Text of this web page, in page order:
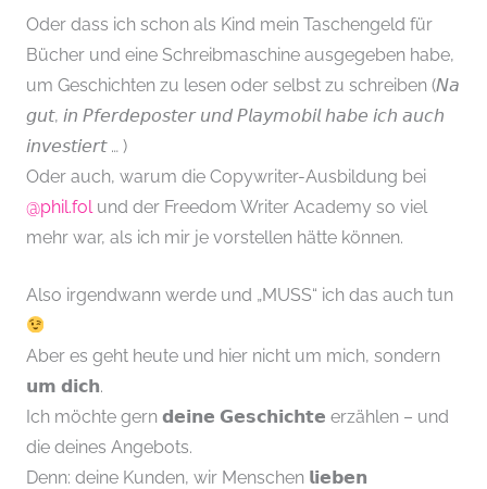
Oder dass ich schon als Kind mein Taschengeld für
Bücher und eine Schreibmaschine ausgegeben habe,
um Geschichten zu lesen oder selbst zu schreiben (𝘕𝘢
𝘨𝘶𝘵, 𝘪𝘯 𝘗𝘧𝘦𝘳𝘥𝘦𝘱𝘰𝘴𝘵𝘦𝘳 𝘶𝘯𝘥 𝘗𝘭𝘢𝘺𝘮𝘰𝘣𝘪𝘭 𝘩𝘢𝘣𝘦 𝘪𝘤𝘩 𝘢𝘶𝘤𝘩
𝘪𝘯𝘷𝘦𝘴𝘵𝘪𝘦𝘳𝘵 … )
Oder auch, warum die Copywriter-Ausbildung bei
@phil.folund der Freedom Writer Academy so viel
mehr war, als ich mir je vorstellen hätte können.
Also irgendwann werde und „MUSS“ ich das auch tun
Aber es geht heute und hier nicht um mich, sondern
𝘂𝗺 𝗱𝗶𝗰𝗵.
Ich möchte gern 𝗱𝗲𝗶𝗻𝗲 𝗚𝗲𝘀𝗰𝗵𝗶𝗰𝗵𝘁𝗲 erzählen – und
die deines Angebots.
Denn: deine Kunden, wir Menschen 𝗹𝗶𝗲𝗯𝗲𝗻